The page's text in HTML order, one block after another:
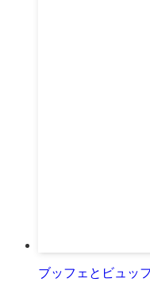
ブッフェとビュッ